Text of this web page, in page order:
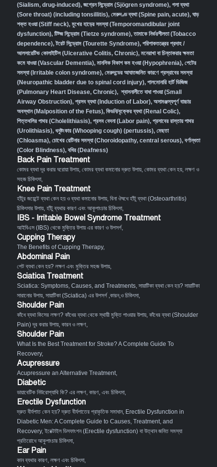
(Sialism, drug-induced), জগ্রেন সিন্ড্রোম (Sjögren syndrome), গলা ব্যথা
(Sore throat) (including tonsillitis), মেরুদণ্ড ব্যথা (Spine pain, acute), ঘাড়
শক্ত হওয়া (Stiff neck), মুখের হাড়ের সমস্যা (Temporomandibular joint
dysfunction), টিট্জ সিন্ড্রোম (Tietze syndrome),তামাকে নির্ভরশীলতা (Tobacco
dependence),টরেট সিন্ড্রোম (Tourette Syndrome), পরিপাকতন্ত্রের প্রদাহ /
আলসারেটিভ কোলাইটিস (Ulcerative Colitis, Chronic), মনেরাখা বা চিন্তাকরার ক্ষমতা
কমে যাওয়া (Vascular Dementia), মানসিক বিকাশ কম হওয়া (Hypophrenia), পেটের
সমস্যা (Irritable colon syndrome), মেরুদন্ডের আঘাতজনিত কারণে প্রস্রাবের সমস্যা
(Neuropathic bladder due to spinal cord injury), পালমোনারি হার্ট ডিজিজ
(Pulmonary Heart Disease, Chronic),শ্বাসনালীতে বাধা পাওয়া (Small
Airway Obstruction), প্রসব ব্যথা (Induction of Labor), অসামঞ্জস্যপূর্ণ বাচ্চার
অবস্থান (Malposition of the Fetus), কিডনি/বৃক্কের ব্যথা (Renal Colic),
পিত্তথলির পাথর (Cholelithiasis), প্রসব বেদনা (Labor pain), প্রসাবের রাস্তায় পাথর
(Urolithiasis), ধনুষ্টংকার (Whooping cough) (pertussis), মেছতা
(Chloasma), চোখের রেটিনার সমস্যা (Choroidopathy, central serous), বর্ণান্ধতা
(Color Blindness), বধির (Deafness)
Back Pain Treatment
কোমর ব্যথা দূর করার ঘরোয়া উপায় কোমর ব্যথা কমানোর দ্রুত উপায় কোমর ব্যথা কেন হয়, লক্ষণ ও
সহজ চিকিৎসা,
Knee Pain Treatment
হাঁটুর জয়েন্টে ব্যথা কেন হয় ও ব্যথা কমানোর উপায় বিনা ঔষধে হাঁটু ব্যথা (Osteoarthritis)
চিকিৎসার উপায় হাঁটু ব্যথার কারণ এবং আকুপাংচার চিকিৎসা,
IBS - Irritable Bowel Syndrome Treatment
আইবিএস (IBS) থেকে মুক্তির উপায় এর কারণ ও উপসর্গ,
Cupping Therapy
The Benefits of Cupping Therapy,
Abdominal Pain
পেট ব্যথা কেন হয়? লক্ষণ এবং মুক্তির সহজ উপায়
Sciatica Treatment
Sciatica: Symptoms, Causes, and Treatments সায়াটিকা ব্যথা কেন হয়? সায়াটিকা
সারানোর উপায় সায়াটিকা (Sciatica) এর উপসর্গ ,কারন,ও চিকিৎসা,
Shoulder Pain
কাঁধে ব্যথা কিসের লক্ষণ? কাঁধের ব্যথা থেকে স্থায়ী মুক্তি পাওয়ার উপায় কাঁধের ব্যথা (Shoulder
Pain) দূর করার উপায়, কারন ও লক্ষণ
Shoulder Pain
What Is the Best Treatment for Stroke? A Complete Guide To
Recovery,
Acupressure
Acupressure an Alternative Treatment
Diabetic
ডায়াবেটিক নিউরোপ্যাথি কি? এর লক্ষণ, কারণ, এবং চিকিৎসা,
Erectile Dysfunction
দ্রুত বীর্যপাত কেন হয়? দ্রুত বীর্যপাতের প্রাকৃতিক সমাধান, Erectile Dysfunction in
Diabetic Men: A Complete Guide to Causes, Treatment, and
Recovery, ইরেক্টাইল ডিসফাংশন (Erectile dysfunction) বা উত্থান জনিত সমস্যা
প্রতিরোধে আকুপাংচার চিকিৎসা,
Ear Pain
কান ব্যথার কারণ, লক্ষণ এবং চিকিৎসা,